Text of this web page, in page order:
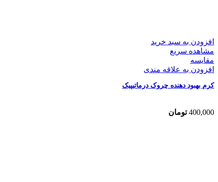
افزودن به سبد خرید
مشاهده سریع
مقایسه
افزودن به علاقه مندی
کرم بهبود دهنده چروک درماتیپیک
400,000 تومان